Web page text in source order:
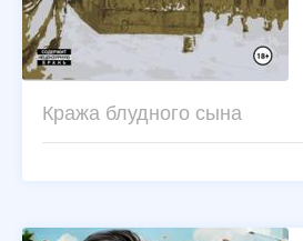
Кража блудного сына